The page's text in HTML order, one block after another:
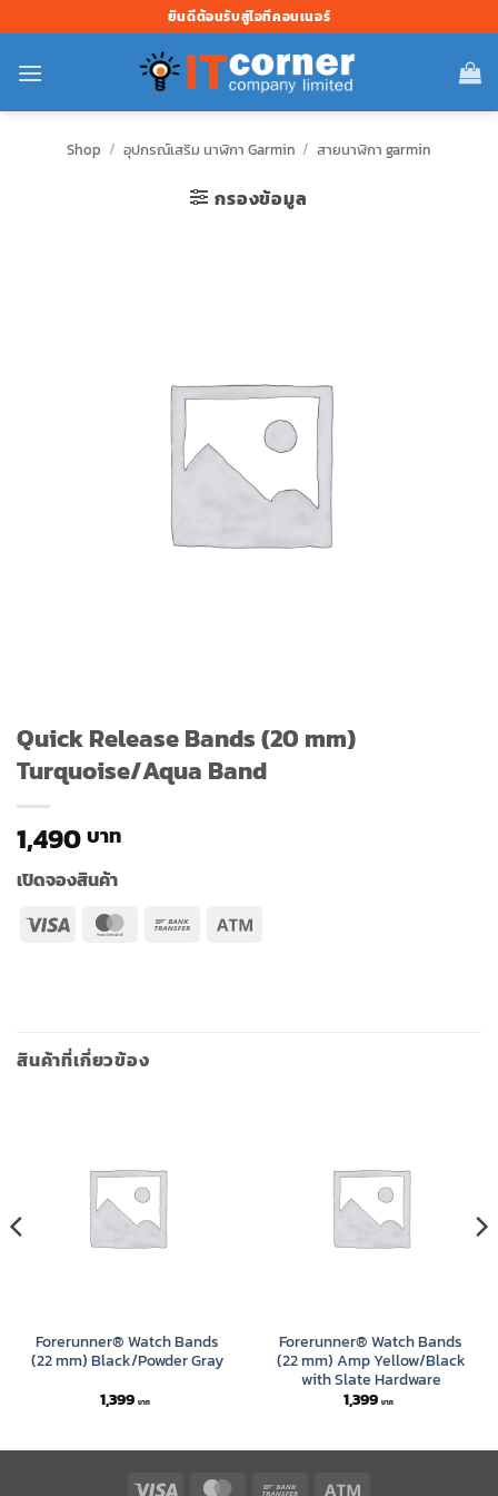
ไป
ยัง
ยินดีต้อนรับสู่ไอทีคอนเนอร์
Shop / อุปกรณ์เสริม นาฬิกา Garmin / สายนาฬิกา garmin
กรองข้อมูล
Quick Release Bands (20 mm)
Turquoise/Aqua Band
1,490
เปิดจองสินค้า
Visa
MasterCard
Bank
สินค้าที่เกี่ยวข้อง
Forerunner® Watch Bands
(22 mm) Black/Powder Gray
1,399
Forerunner® Watch Bands
(22 mm) Amp Yellow/Black
with Slate Hardware
1,399
Visa MasterCard Bank